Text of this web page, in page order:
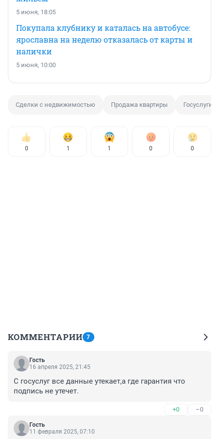
5 июня, 18:05
Покупала клубнику и каталась на автобусе:
ярославна на неделю отказалась от карты и
налички
5 июня, 10:00
Сделки с недвижимостью Продажа квартиры Госуслуги
0 1 1 0 0
КОММЕНТАРИИ 7
Гость
16 апреля 2025, 21:45
С госуслуг все данные утекает,а где гарантия что
подпись не утечет.
+0 –0
Гость
11 февраля 2025, 07:10